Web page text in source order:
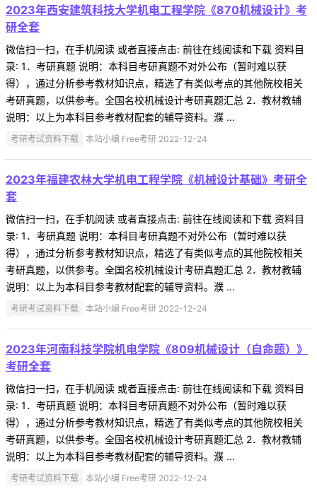
2023年西安建筑科技大学机电工程学院《870机械设计》考
研全套
微信扫一扫，在手机阅读 或者直接点击: 前往在线阅读和下载 资料目
录: 1．考研真题 说明：本科目考研真题不对外公布（暂时难以获
得），通过分析参考教材知识点，精选了有类似考点的其他院校相关
考研真题，以供参考。全国名校机械设计考研真题汇总 2．教材教辅
说明：以上为本科目参考教材配套的辅导资料。濮 ...
考研考试资料下载 本站小编 Free考研 2022-12-24
2023年福建农林大学机电工程学院《机械设计基础》考研全
套
微信扫一扫，在手机阅读 或者直接点击: 前往在线阅读和下载 资料目
录: 1．考研真题 说明：本科目考研真题不对外公布（暂时难以获
得），通过分析参考教材知识点，精选了有类似考点的其他院校相关
考研真题，以供参考。全国名校机械设计考研真题汇总 2．教材教辅
说明：以上为本科目参考教材配套的辅导资料。濮 ...
考研考试资料下载 本站小编 Free考研 2022-12-24
2023年河南科技学院机电学院《809机械设计（自命题）》
考研全套
微信扫一扫，在手机阅读 或者直接点击: 前往在线阅读和下载 资料目
录: 1．考研真题 说明：本科目考研真题不对外公布（暂时难以获
得），通过分析参考教材知识点，精选了有类似考点的其他院校相关
考研真题，以供参考。全国名校机械设计考研真题汇总 2．教材教辅
说明：以上为本科目参考教材配套的辅导资料。濮 ...
考研考试资料下载 本站小编 Free考研 2022-12-24